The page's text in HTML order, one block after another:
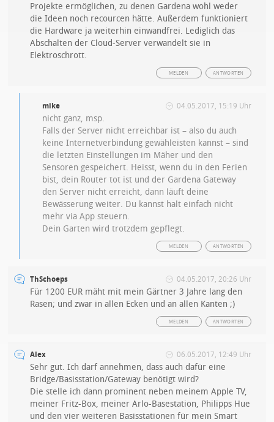
Projekte ermöglichen, zu denen Gardena wohl weder
die Ideen noch recourcen hätte. Außerdem funktioniert
die Hardware ja weiterhin einwandfrei. Lediglich das
Abschalten der Cloud-Server verwandelt sie in
Elektroschrott.
ANTWORTEN
MELDEN
mike 04.05.2017, 15:19 Uhr
nicht ganz, msp.
Falls der Server nicht erreichbar ist – also du auch
keine Internetverbindung gewähleisten kannst – sind
die letzten Einstellungen im Mäher und den
Sensoren gespeichert. Heisst, wenn du in den Ferien
bist, dein Router tot ist und der Gardena Gateway
den Server nicht erreicht, dann läuft deine
Bewässerung weiter. Du kannst halt einfach nicht
mehr via App steuern.
Dein Garten wird trotzdem gepflegt.
ANTWORTEN
MELDEN
ThSchoeps 04.05.2017, 20:26 Uhr
Für 1200 EUR mäht mit mein Gärtner 3 Jahre lang den
Rasen; und zwar in allen Ecken und an allen Kanten ;)
ANTWORTEN
MELDEN
Alex 06.05.2017, 12:49 Uhr
Sehr gut. Ich darf annehmen, dass auch dafür eine
Bridge/Basisstation/Gateway benötigt wird?
Die stelle ich dann prominent neben meinem Apple TV,
meiner Fritz-Box, meiner Arlo-Basestation, Philipps Hue
und den vier weiteren Basisstationen für mein Smart